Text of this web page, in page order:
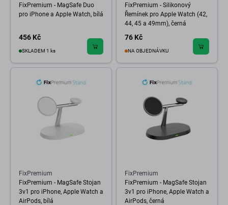
FixPremium - MagSafe Duo
pro iPhone a Apple Watch, bílá
456 Kč
SKLADEM 1 ks
FixPremium - Silikonový
Řemínek pro Apple Watch (42,
44, 45 a 49mm), černá
76 Kč
NA OBJEDNÁVKU
FixPremium
FixPremium - MagSafe Stojan
3v1 pro iPhone, Apple Watch a
AirPods, bílá
FixPremium
FixPremium - MagSafe Stojan
3v1 pro iPhone, Apple Watch a
AirPods, černá